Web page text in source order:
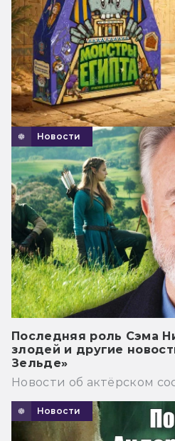
Новости
Последняя роль Сэма
злодей и другие
Зельде»
Новости об актёрском
Новости